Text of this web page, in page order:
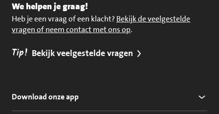
We helpen je graag!
Heb je een vraag of een klacht? Bekijk de veelgestelde
vragen of neem contact met ons op.
Tip! Bekijk veelgestelde vragen
Download onze app